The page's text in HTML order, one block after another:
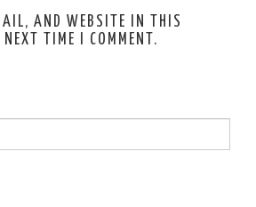
AND WEBSITE IN THIS
NEXT TIME I COMMENT.